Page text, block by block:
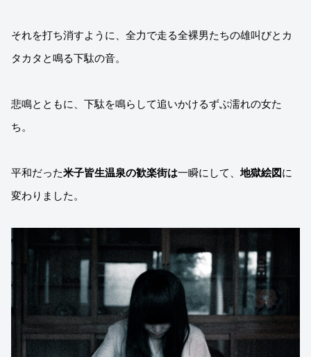
それを打ち消すように、全力で走る全裸男たちの雄叫びとカ
タカタと鳴る下駄の音。
悲鳴とともに、下駄を鳴らして追いかけるずぶ濡れの女た
ち。
平和だった米子皆生温泉の歓楽街は一瞬にして、地獄絵図に
変わりました。